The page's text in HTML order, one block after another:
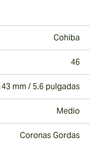
Cohiba
46
mm / 5.6 pulgadas
Medio
Coronas Gordas